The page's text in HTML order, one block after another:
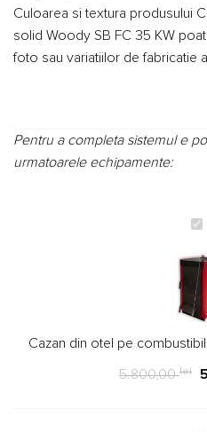
Culoarea si textura produsului
solid Woody SB FC 35 KW
foto sau variatiilor de fabricatie
Pentru a completa sistemul e
urmatoarele echipamente:
pe
SB
35
Cazan din otel pe
5.800,00lei